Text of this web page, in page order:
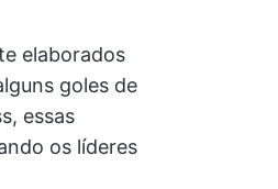
elaborados
goles de
essas
os líderes